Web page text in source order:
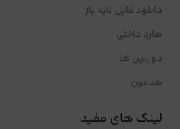
دانلود فایل لایه باز
هارد داخلی
دوربین ها
هدفون
لینک های مفید